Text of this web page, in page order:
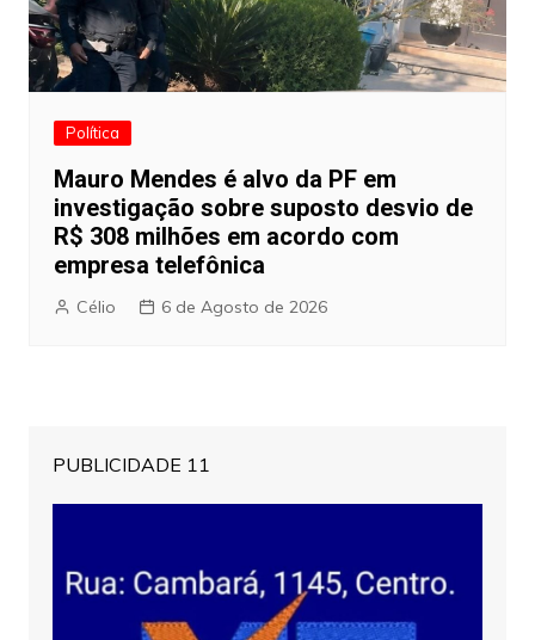
Política
Mauro Mendes é alvo da PF em
investigação sobre suposto desvio de
R$ 308 milhões em acordo com
empresa telefônica
Célio 6 de Agosto de 2026
PUBLICIDADE 11